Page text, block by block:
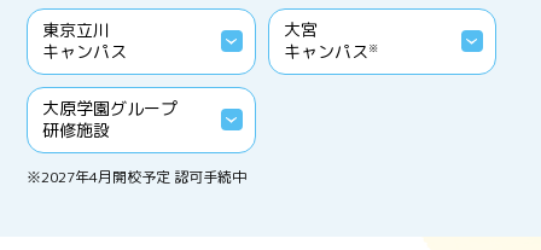
東京立川
キャンパス
大宮
キャンパス※
大原学園グループ
研修施設
※2027年4月開校予定 認可手続中